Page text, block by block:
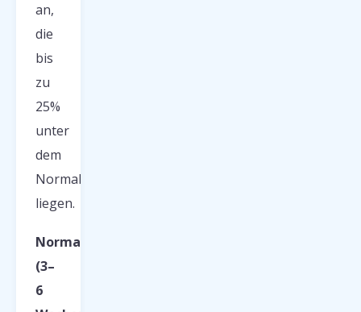
an,
die
bis
zu
25%
unter
dem
Normalpreis
liegen.
Normalpreise
(3–
6